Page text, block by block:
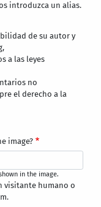
introduzca un alias.
de su autor y
a las leyes
no
el derecho a la
image?
in the image.
visitante humano o